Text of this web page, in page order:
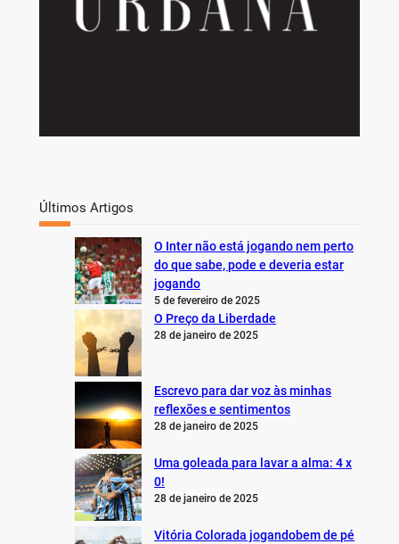
Últimos Artigos
O Inter não está jogando nem perto
do que sabe, pode e deveria estar
jogando
5 de fevereiro de 2025
O Preço da Liberdade
28 de janeiro de 2025
Escrevo para dar voz às minhas
reflexões e sentimentos
28 de janeiro de 2025
Uma goleada para lavar a alma: 4 x
0!
28 de janeiro de 2025
Vitória Colorada jogandobem de pé